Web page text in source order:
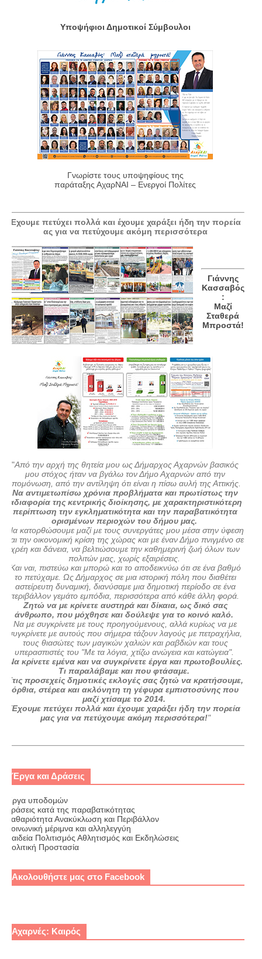
Υποψήφιοι Δημοτικοί Σύμβουλοι
Γνωρίστε τους υποψηφίους της
παράταξης ΑχαρΝΑΙ – Ενεργοί Πολίτες
Έχουμε πετύχει πολλά και έχουμε χαράξει ήδη την πορεία
ας για να πετύχουμε ακόμη περισσότερα
Γιάννης
Κασσαβός
:
Μαζί
Σταθερά
Μπροστά!
"Από την αρχή της θητεία μου ως Δήμαρχος Αχαρνών βασικός
μου στόχος ήταν να βγάλω τον Δήμο Αχαρνών από την
απομόνωση, από την αντίληψη ότι είναι η πίσω αυλή της Αττικής.
Να αντιμετωπίσω χρόνια προβλήματα και πρωτίστως την
αδιαφορία της κεντρικής διοίκησης, με χαρακτηριστικότερη
περίπτωση την εγκληματικότητα και την παραβατικότητα
ορισμένων περιοχών του δήμου μας.
Να κατορθώσουμε μαζί με τους συνεργάτες μου μέσα στην ύφεση
και την οικονομική κρίση της χώρας και με έναν Δήμο πνιγμένο σε
χρέη και δάνεια, να βελτιώσουμε την καθημερινή ζωή όλων των
πολιτών μας, χωρίς εξαιρέσεις.
Και ναι, πιστεύω και μπορώ και το αποδεικνύω ότι σε ένα βαθμό
το πετύχαμε. Ως Δήμαρχος σε μια ιστορική πόλη που διαθέτει
αστείρευτη δυναμική, διανύσαμε μια δημοτική περίοδο σε ένα
περιβάλλον γεμάτο εμπόδια, περισσότερα από κάθε άλλη φορά.
Ζητώ να με κρίνετε αυστηρά και δίκαια, ως δικό σας
άνθρωπο, που μόχθησε και δούλεψε για το κοινό καλό.
Να με συγκρίνετε με τους προηγούμενους, αλλά κυρίως να με
συγκρίνετε με αυτούς που σήμερα τάζουν λαγούς με πετραχήλια,
τους θιασώτες των μαγικών χαλιών και ραβδιών και τους
υπερασπιστές του "Με τα λόγια, χτίζω ανώγεια και κατώγεια".
Να κρίνετε εμένα και να συγκρίνετε έργα και πρωτοβουλίες.
Τι παραλάβαμε και που φτάσαμε.
Στις προσεχείς δημοτικές εκλογές σας ζητώ να κρατήσουμε,
όρθια, στέρεα και ακλόνητη τη γέφυρα εμπιστοσύνης που
μαζί χτίσαμε το 2014.
Έχουμε πετύχει πολλά και έχουμε χαράξει ήδη την πορεία
μας για να πετύχουμε ακόμη περισσότερα!"
Έργα και Δράσεις
Έργα υποδομών
Δράσεις κατά της παραβατικότητας
Καθαριότητα Ανακύκλωση και Περιβάλλον
Κοινωνική μέριμνα και αλληλεγγύη
Παιδεία Πολιτισμός Αθλητισμός και Εκδηλώσεις
Πολιτική Προστασία
Ακολουθήστε μας στο Facebook
Αχαρνές: Καιρός